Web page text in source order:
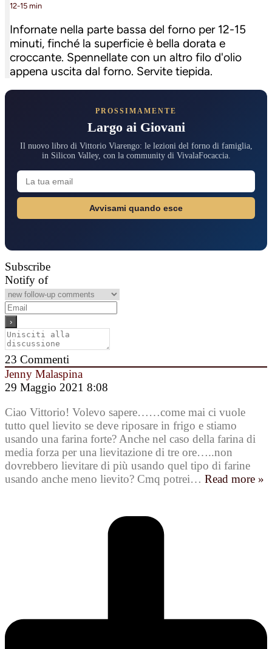
12-15 min
Infornate nella parte bassa del forno per 12-15
minuti, finché la superficie è bella dorata e
croccante. Spennellate con un altro filo d'olio
appena uscita dal forno. Servite tiepida.
PROSSIMAMENTE
Largo ai Giovani
Il nuovo libro di Vittorio Viarengo: le lezioni del forno di famiglia,
in Silicon Valley, con la community di VivalaFocaccia.
Avvisami quando esce
Subscribe
Notify of
23 Commenti
Jenny Malaspina
29 Maggio 2021 8:08
Ciao Vittorio! Volevo sapere……come mai ci vuole
tutto quel lievito se deve riposare in frigo e stiamo
usando una farina forte? Anche nel caso della farina di
media forza per una lievitazione di tre ore…..non
dovrebbero lievitare di più usando quel tipo di farine
usando anche meno lievito? Cmq potrei… Read more »